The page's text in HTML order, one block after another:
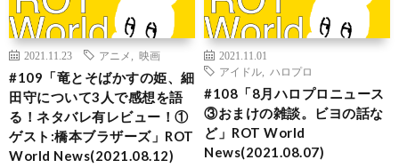
2021.11.23 アニメ 映画
#109「竜とそばかすの姫、細
田守について3人で感想を語
る！ネタバレ有レビュー！①
ゲスト:橋本ブラザーズ」ROT
World News(2021.08.12)
2021.11.01
アイドル
ハロプロ
#108「8月ハロプロニュース
③おまけの雑談。ビヨの話な
ど」ROT World
News(2021.08.07)